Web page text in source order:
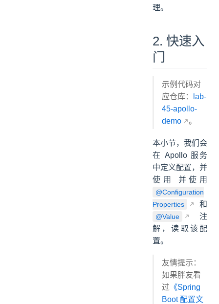
5.2 创建 Apollo 配置
5.3 配置文件
5.5 简单测试
5.6 补充说明
6. 配置加载顺序
6.1 创建 Apollo 配置
6.3 配置文件
6.4 Application
理。
2. 快速入
门
示例代码对
应仓库：
lab-
45-apollo-
demo
。
本小节，我们会
在 Apollo 服务
中定义配置，并
使用 并使用
@Configuration
Properties
和
@Value
注
解，读取该配
置。
友情提示：
如果胖友看
过 《Spring
Boot 配置文